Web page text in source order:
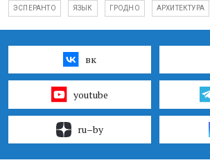
ЭСПЕРАНТО ЯЗЫК ГРОДНО АРХИТЕКТУРА
вк
youtube
ru–by